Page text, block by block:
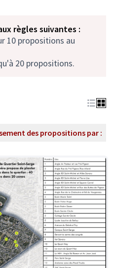
règles suivantes :
10 propositions au
20 propositions.
des propositions par :